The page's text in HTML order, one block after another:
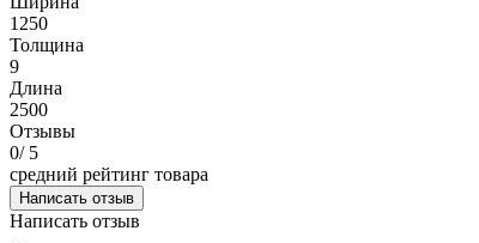
1250
Толщина
9
Длина
2500
Отзывы
0/ 5
средний рейтинг товара
Написать отзыв
Написать отзыв